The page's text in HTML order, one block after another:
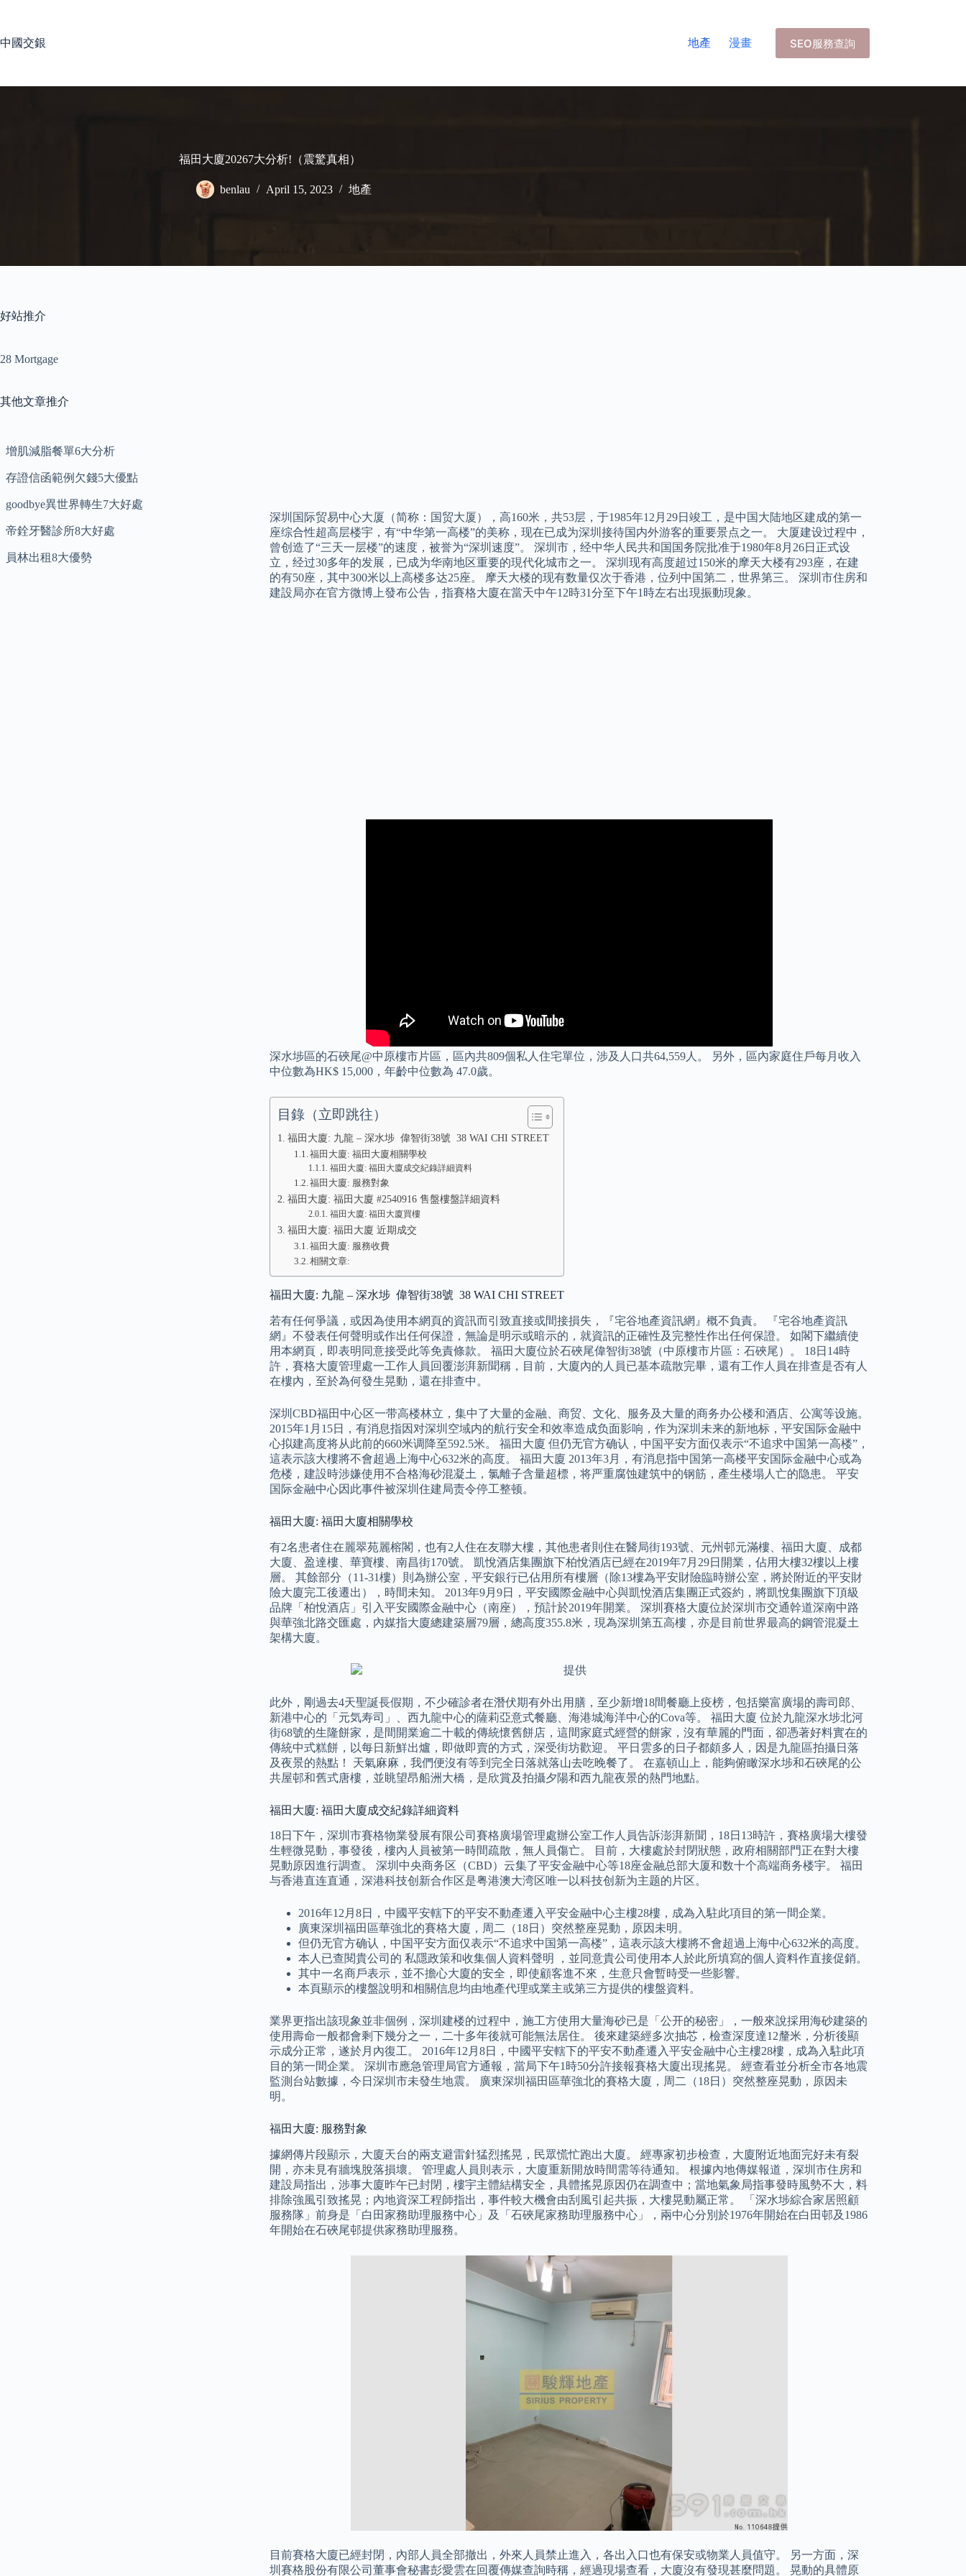
中國交銀
地產 漫畫 SEO服務查詢
福田大廈20267大分析!（震驚真相）
benlau April 15, 2023 地產
深圳国际贸易中心大厦（简称：国贸大厦），高160米，共53层，于1985年12月29日竣工，是中国大陆地区建成的第一
座综合性超高层楼宇，有“中华第一高楼”的美称，现在已成为深圳接待国内外游客的重要景点之一。 大厦建设过程中，
曾创造了“三天一层楼”的速度，被誉为“深圳速度”。 深圳市，经中华人民共和国国务院批准于1980年8月26日正式设
立，经过30多年的发展，已成为华南地区重要的現代化城市之一。 深圳现有高度超过150米的摩天大楼有293座，在建
的有50座，其中300米以上高楼多达25座。 摩天大楼的现有数量仅次于香港，位列中国第二，世界第三。 深圳市住房和
建設局亦在官方微博上發布公告，指賽格大廈在當天中午12時31分至下午1時左右出現振動現象。
深水埗區的石硤尾@中原樓市片區，區內共809個私人住宅單位，涉及人口共64,559人。 另外，區內家庭住戶每月收入
中位數為HK$ 15,000，年齡中位數為 47.0歲。
目錄（立即跳往）
福田大廈: 九龍 – 深水埗 偉智街38號 38 WAI CHI STREET
福田大廈: 福田大廈相關學校
福田大廈: 福田大廈成交紀錄詳細資料
福田大廈: 服務對象
福田大廈: 福田大廈 #2540916 售盤樓盤詳細資料
福田大廈: 福田大廈買樓
福田大廈: 福田大廈 近期成交
福田大廈: 服務收費
相關文章:
福田大廈: 九龍 – 深水埗 偉智街38號 38 WAI CHI STREET
若有任何爭議，或因為使用本網頁的資訊而引致直接或間接損失，『宅谷地產資訊網』概不負責。 『宅谷地產資訊
網』不發表任何聲明或作出任何保證，無論是明示或暗示的，就資訊的正確性及完整性作出任何保證。 如閣下繼續使
用本網頁，即表明同意接受此等免責條款。 福田大廈位於石硤尾偉智街38號（中原樓市片區：石硤尾）。 18日14時
許，賽格大廈管理處一工作人員回覆澎湃新聞稱，目前，大廈內的人員已基本疏散完畢，還有工作人員在排查是否有人
在樓內，至於為何發生晃動，還在排查中。
深圳CBD福田中心区一带高楼林立，集中了大量的金融、商贸、文化、服务及大量的商务办公楼和酒店、公寓等设施。
2015年1月15日，有消息指因对深圳空域内的航行安全和效率造成负面影响，作为深圳未来的新地标，平安国际金融中
心拟建高度将从此前的660米调降至592.5米。 福田大廈 但仍无官方确认，中国平安方面仅表示“不追求中国第一高楼”，
這表示該大樓將不會超過上海中心632米的高度。 福田大廈 2013年3月，有消息指中国第一高楼平安国际金融中心或為
危楼，建設時涉嫌使用不合格海砂混凝土，氯離子含量超標，将严重腐蚀建筑中的钢筋，產生楼塌人亡的隐患。 平安
国际金融中心因此事件被深圳住建局责令停工整顿。
福田大廈: 福田大廈相關學校
有2名患者住在麗翠苑麗榕閣，也有2人住在友聯大樓，其他患者則住在醫局街193號、元州邨元滿樓、福田大廈、成都
大廈、盈達樓、華寶樓、南昌街170號。 凱悅酒店集團旗下柏悅酒店已經在2019年7月29日開業，佔用大樓32樓以上樓
層。 其餘部分（11-31樓）則為辦公室，平安銀行已佔用所有樓層（除13樓為平安財險臨時辦公室，將於附近的平安財
險大廈完工後遷出），時間未知。 2013年9月9日，平安國際金融中心與凱悅酒店集團正式簽約，將凱悅集團旗下頂級
品牌「柏悅酒店」引入平安國際金融中心（南座），預計於2019年開業。 深圳賽格大廈位於深圳市交通幹道深南中路
與華強北路交匯處，內媒指大廈總建築層79層，總高度355.8米，現為深圳第五高樓，亦是目前世界最高的鋼管混凝土
架構大廈。
此外，剛過去4天聖誕長假期，不少確診者在潛伏期有外出用膳，至少新增18間餐廳上疫榜，包括樂富廣場的壽司郎、
新港中心的「元気寿司」、西九龍中心的薩莉亞意式餐廳、海港城海洋中心的Cova等。 福田大廈 位於九龍深水埗北河
街68號的生隆餅家，是間開業逾二十載的傳統懷舊餅店，這間家庭式經營的餅家，沒有華麗的門面，卻憑著好料實在的
傳統中式糕餅，以每日新鮮出爐，即做即賣的方式，深受街坊歡迎。 平日雲多的日子都頗多人，因是九龍區拍攝日落
及夜景的熱點！ 天氣麻麻，我們便沒有等到完全日落就落山去吃晚餐了。 在嘉頓山上，能夠俯瞰深水埗和石硤尾的公
共屋邨和舊式唐樓，並眺望昂船洲大橋，是欣賞及拍攝夕陽和西九龍夜景的熱門地點。
福田大廈: 福田大廈成交紀錄詳細資料
18日下午，深圳市賽格物業發展有限公司賽格廣場管理處辦公室工作人員告訴澎湃新聞，18日13時許，賽格廣場大樓發
生輕微晃動，事發後，樓內人員被第一時間疏散，無人員傷亡。 目前，大樓處於封閉狀態，政府相關部門正在對大樓
晃動原因進行調查。 深圳中央商务区（CBD）云集了平安金融中心等18座金融总部大厦和数十个高端商务楼宇。 福田
与香港直连直通，深港科技创新合作区是粤港澳大湾区唯一以科技创新为主题的片区。
2016年12月8日，中國平安轄下的平安不動產遷入平安金融中心主樓28樓，成為入駐此項目的第一間企業。
廣東深圳福田區華強北的賽格大廈，周二（18日）突然整座晃動，原因未明。
但仍无官方确认，中国平安方面仅表示“不追求中国第一高楼”，這表示該大樓將不會超過上海中心632米的高度。
本人已查閱貴公司的 私隱政策和收集個人資料聲明 ，並同意貴公司使用本人於此所填寫的個人資料作直接促銷。
其中一名商戶表示，並不擔心大廈的安全，即使顧客進不來，生意只會暫時受一些影響。
本頁顯示的樓盤說明和相關信息均由地產代理或業主或第三方提供的樓盤資料。
業界更指出該現象並非個例，深圳建楼的过程中，施工方使用大量海砂已是「公开的秘密」，一般來說採用海砂建築的
使用壽命一般都會剩下幾分之一，二十多年後就可能無法居住。 後來建築經多次抽芯，檢查深度達12釐米，分析後顯
示成分正常，遂於月內復工。 2016年12月8日，中國平安轄下的平安不動產遷入平安金融中心主樓28樓，成為入駐此項
目的第一間企業。 深圳市應急管理局官方通報，當局下午1時50分許接報賽格大廈出現搖晃。 經查看並分析全市各地震
監測台站數據，今日深圳市未發生地震。 廣東深圳福田區華強北的賽格大廈，周二（18日）突然整座晃動，原因未
明。
福田大廈: 服務對象
據網傳片段顯示，大廈天台的兩支避雷針猛烈搖晃，民眾慌忙跑出大廈。 經專家初步檢查，大廈附近地面完好未有裂
開，亦未見有牆塊脫落損壞。 管理處人員則表示，大廈重新開放時間需等待通知。 根據內地傳媒報道，深圳市住房和
建設局指出，涉事大廈昨午已封閉，樓宇主體結構安全，具體搖晃原因仍在調查中；當地氣象局指事發時風勢不大，料
排除強風引致搖晃；內地資深工程師指出，事件較大機會由刮風引起共振，大樓晃動屬正常。 「深水埗綜合家居照顧
服務隊」前身是「白田家務助理服務中心」及「石硤尾家務助理服務中心」，兩中心分別於1976年開始在白田邨及1986
年開始在石硤尾邨提供家務助理服務。
目前賽格大廈已經封閉，內部人員全部撤出，外來人員禁止進入，各出入口也有保安或物業人員值守。 另一方面，深
圳賽格股份有限公司董事會秘書彭愛雲在回覆傳媒查詢時稱，經過現場查看，大廈沒有發現甚麼問題。 晃動的具體原
好站推介
28 Mortgage
其他文章推介
增肌減脂餐單6大分析
存證信函範例欠錢5大優點
goodbye異世界轉生7大好處
帝銓牙醫診所8大好處
員林出租8大優勢